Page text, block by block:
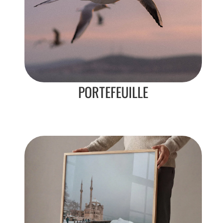
PORTEFEUILLE